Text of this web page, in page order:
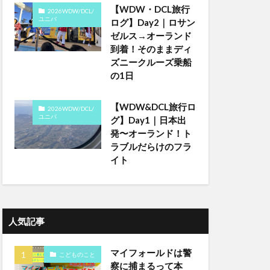
2026WDW/DCL/
ユニバ
【WDW・DCL旅行
ログ】Day2｜ロサン
ゼルス→オーランド
到着！そのままディ
ズニークルーズ乗船
の1日
2026WDW/DCL/
ユニバ
【WDW&DCL旅行ロ
グ】Day1｜日本出
発〜オーランド！ト
ラブルだらけのフラ
イト
人気記事
こどものこと
マイフォールドは警
察に捕まるって本